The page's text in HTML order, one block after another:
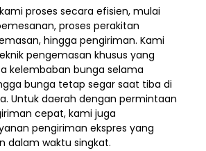
proses secara efisien, mulai
proses perakitan
hingga pengiriman. Kami
pengemasan khusus yang
kelembaban bunga selama
bunga tetap segar saat tiba di
Untuk daerah dengan permintaan
cepat, kami juga
pengiriman ekspres yang
dalam waktu singkat.